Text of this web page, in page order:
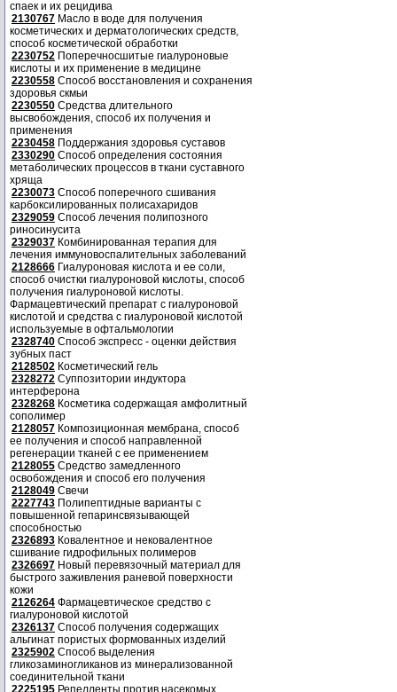
спаек и их рецидива
2130767 Масло в воде для получения
косметических и дерматологических средств,
способ косметической обработки
2230752 Поперечносшитые гиалуроновые
кислоты и их применение в медицине
2230558 Способ восстановления и сохранения
здоровья скмьи
2230550 Средства длительного
высвобождения, способ их получения и
применения
2230458 Поддержания здоровья суставов
2330290 Способ определения состояния
метаболических процессов в ткани суставного
хряща
2230073 Способ поперечного сшивания
карбоксилированных полисахаридов
2329059 Способ лечения полипозного
риносинусита
2329037 Комбинированная терапия для
лечения иммуновоспалительных заболеваний
2128666 Гиалуроновая кислота и ее соли,
способ очистки гиалуроновой кислоты, способ
получения гиалуроновой кислоты.
Фармацевтический препарат с гиалуроновой
кислотой и средства с гиалуроновой кислотой
используемые в офтальмологии
2328740 Способ экспресс - оценки действия
зубных паст
2128502 Косметический гель
2328272 Суппозитории индуктора
интерферона
2328268 Косметика содержащая амфолитный
сополимер
2128057 Композиционная мембрана, способ
ее получения и способ направленной
регенерации тканей с ее применением
2128055 Средство замедленного
освобождения и способ его получения
2128049 Свечи
2227743 Полипептидные варианты с
повышенной гепаринсвязывающей
способностью
2326893 Ковалентное и нековалентное
сшивание гидрофильных полимеров
2326697 Новый перевязочный материал для
быстрого заживления раневой поверхности
кожи
2126264 Фармацевтическое средство с
гиалуроновой кислотой
2326137 Способ получения содержащих
альгинат пористых формованных изделий
2325902 Способ выделения
гликозаминогликанов из минерализованной
соединительной ткани
2225195 Репелленты против насекомых